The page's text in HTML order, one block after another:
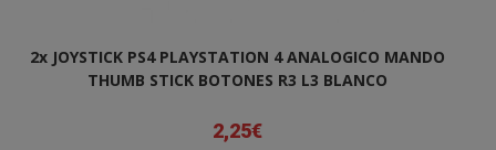
2x JOYSTICK PS4 PLAYSTATION 4 ANALOGICO MANDO
THUMB STICK BOTONES R3 L3 BLANCO
2,25€